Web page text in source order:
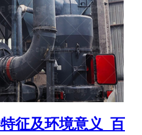
征及环境意义_百